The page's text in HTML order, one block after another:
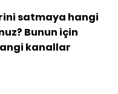
satmaya hangi
Bunun için
kanallar